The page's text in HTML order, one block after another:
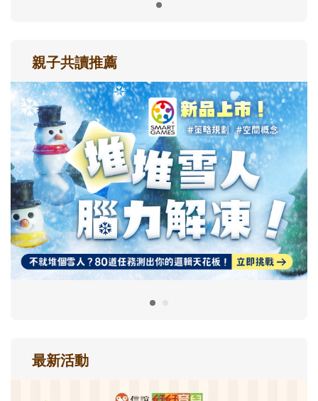
親子共讀推薦
最新活動